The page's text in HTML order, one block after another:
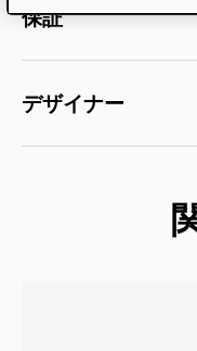
保証
デザイナー